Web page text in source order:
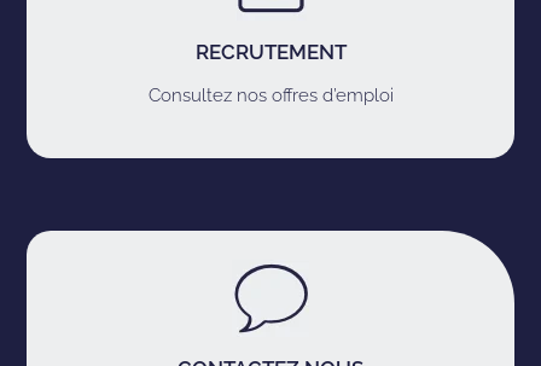
RECRUTEMENT
Consultez nos offres d’emploi